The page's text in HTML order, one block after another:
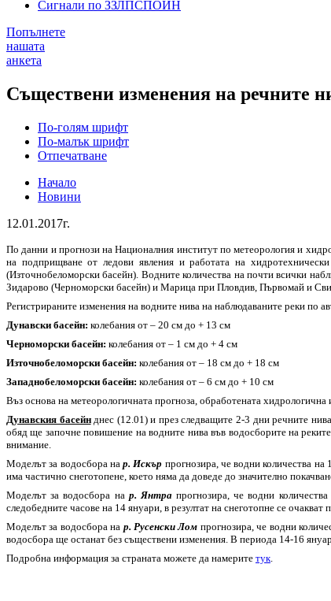
Сигнали по ЗЗЛПСПОИН
Попълнете
нашата
анкета
Съществени изменения на речните
По-голям шрифт
По-малък шрифт
Отпечатване
Начало
Новини
12.01.2017г.
По данни и прогнози на Националния институт по метеорология и
на подприщване от ледови явления и работата на
(Източнобеломорски басейн). Водните количества на почти всички
Зидарово (Черноморски басейн) и Марица при Пловдив, Първомай и
Регистрираните изменения на водните нива на наблюдаваните реки
Дунавски басейн: колебания от – 20 см до + 13 см
Черноморски басейн: колебания от – 1 см до + 4 см
Източнобеломорски басейн: колебания от – 18 см до + 18 см
Западнобеломорски басейн: колебания от – 6 см до + 10 см
Въз основа на метеорологичната прогноза, обработената
Дунавския басейнднес (12.01) и през следващите 2-3 дни речните
обяд ще започне повишение на водните нива във водосборите на
внимание.
Моделът за водосбора на р. Искър прогнозира, че водни количества
има частично снеготопене, което няма да доведе до значително
Моделът за водосбора на р. Янтрапрогнозира, че водни
следобедните часове на 14 януари, в резултат на снеготопне се
Моделът за водосбора на р. Русенски Лом прогнозира, че водни
водосбора ще останат без съществени изменения. В периода 14-16
Подробна информация за страната можете да намерите тук